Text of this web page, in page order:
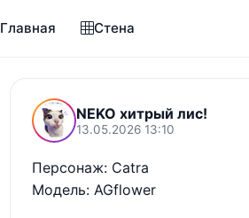
Главная Стена
NEKO хитрый лис!
13.05.2026 13:10
Персонаж: Catra
Модель: AGflower